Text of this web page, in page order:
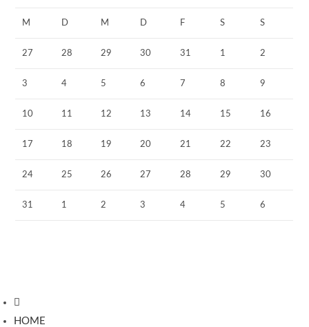
M D M D F S S
27 28 29 30 31 1 2
3 4 5 6 7 8 9
10 11 12 13 14 15 16
17 18 19 20 21 22 23
24 25 26 27 28 29 30
31 1 2 3 4 5 6
HOME